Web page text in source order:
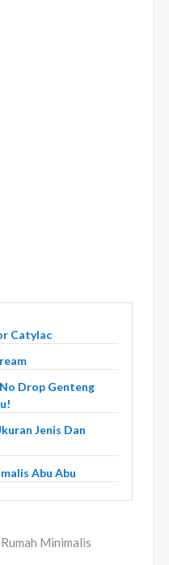
Catylac
Drop Genteng
Jenis Dan
Abu Abu